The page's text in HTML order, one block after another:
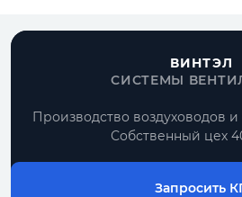
ВИНТЭЛ
СИСТЕМЫ
Производство воздуховодов
Собственный цех
Запросить